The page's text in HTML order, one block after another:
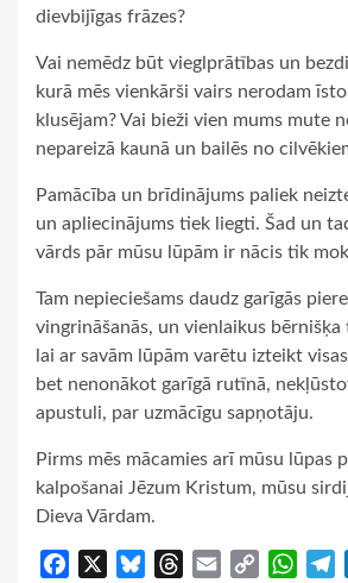
dievbijīgas frāzes?
Vai nemēdz būt vieglprātības un
kurā mēs vienkārši vairs nerodam
klusējam? Vai bieži vien mums mute
nepareizā kaunā un bailēs no
Pamācība un brīdinājums paliek
un apliecinājums tiek liegti. Šad un
vārds pār mūsu lūpām ir nācis tik
Tam nepieciešams daudz garīgās
vingrināšanās, un vienlaikus bērnišķa
lai ar savām lūpām varētu izteikt
bet nenonākot garīgā rutīnā,
apustuli, par uzmācīgu sapņotāju.
Pirms mēs mācamies arī mūsu lūpas
kalpošanai Jēzum Kristum, mūsu
Dieva Vārdam.
Facebook BlueskyThreads
Email
Copy